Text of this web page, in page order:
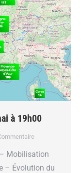
à 19h00
Mobilisation
– Évolution du